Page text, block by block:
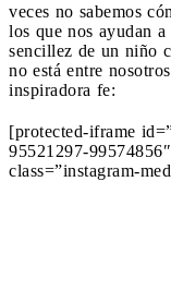
veces no sabemos
los que nos ayudan
sencillez de un niño
no está entre
inspiradora fe:
[protected-iframe
95521297-
class=”instagram-